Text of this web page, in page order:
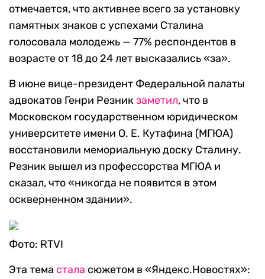
отмечается, что активнее всего за установку
памятных знаков с успехами Сталина
голосовала молодежь — 77% респондентов в
возрасте от 18 до 24 лет высказались «за».
В июне вице-президент Федеральной палаты
адвокатов Генри Резникзаметил, что в
Московском государственном юридическом
университете имени О. Е. Кутафина (МГЮА)
восстановили мемориальную доску Сталину.
Резник вышел из профессорства МГЮА и
сказал, что «никогда не появится в этом
оскверненном здании».
Фото: RTVI
Эта тема стала сюжетом в «Яндекс.Новостях»: